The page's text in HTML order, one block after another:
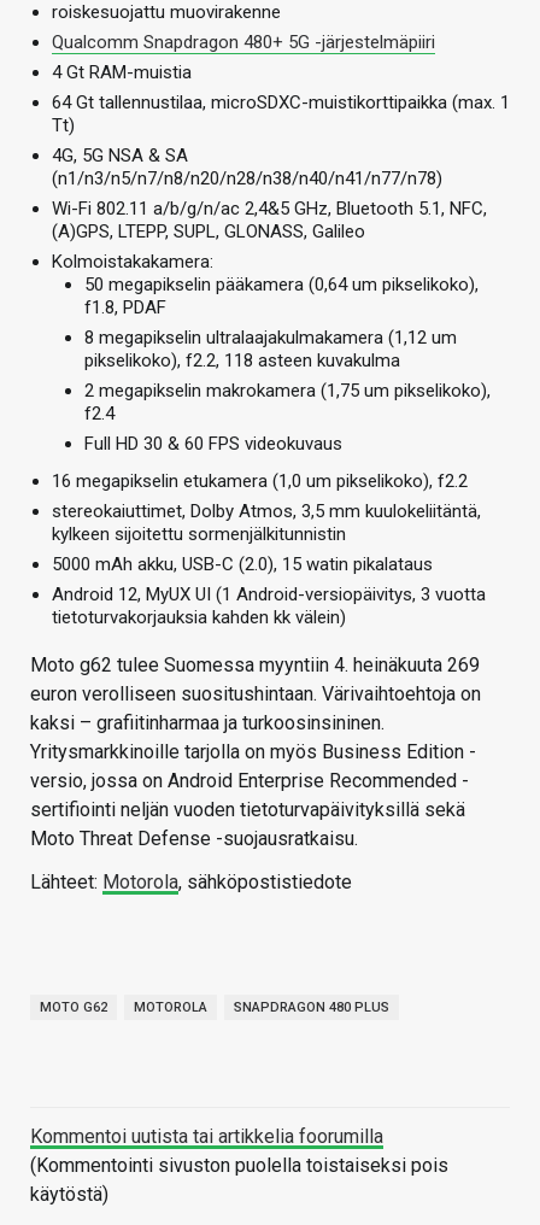
roiskesuojattu muovirakenne
Qualcomm Snapdragon 480+ 5G -järjestelmäpiiri
4 Gt RAM-muistia
64 Gt tallennustilaa, microSDXC-muistikorttipaikka (max. 1
Tt)
4G, 5G NSA & SA
(n1/n3/n5/n7/n8/n20/n28/n38/n40/n41/n77/n78)
Wi-Fi 802.11 a/b/g/n/ac 2,4&5 GHz, Bluetooth 5.1, NFC,
(A)GPS, LTEPP, SUPL, GLONASS, Galileo
Kolmoistakakamera:
50 megapikselin pääkamera (0,64 um pikselikoko),
f1.8, PDAF
8 megapikselin ultralaajakulmakamera (1,12 um
pikselikoko), f2.2, 118 asteen kuvakulma
2 megapikselin makrokamera (1,75 um pikselikoko),
f2.4
Full HD 30 & 60 FPS videokuvaus
16 megapikselin etukamera (1,0 um pikselikoko), f2.2
stereokaiuttimet, Dolby Atmos, 3,5 mm kuulokeliitäntä,
kylkeen sijoitettu sormenjälkitunnistin
5000 mAh akku, USB-C (2.0), 15 watin pikalataus
Android 12, MyUX UI (1 Android-versiopäivitys, 3 vuotta
tietoturvakorjauksia kahden kk välein)
Moto g62 tulee Suomessa myyntiin 4. heinäkuuta 269
euron verolliseen suositushintaan. Värivaihtoehtoja on
kaksi – grafiitinharmaa ja turkoosinsininen.
Yritysmarkkinoille tarjolla on myös Business Edition -
versio, jossa on Android Enterprise Recommended -
sertifiointi neljän vuoden tietoturvapäivityksillä sekä
Moto Threat Defense -suojausratkaisu.
Lähteet: Motorola, sähköpostistiedote
MOTO G62 MOTOROLA SNAPDRAGON 480 PLUS
Kommentoi uutista tai artikkelia foorumilla
(Kommentointi sivuston puolella toistaiseksi pois
käytöstä)